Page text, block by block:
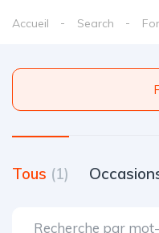
Accueil Search
Tous (1)